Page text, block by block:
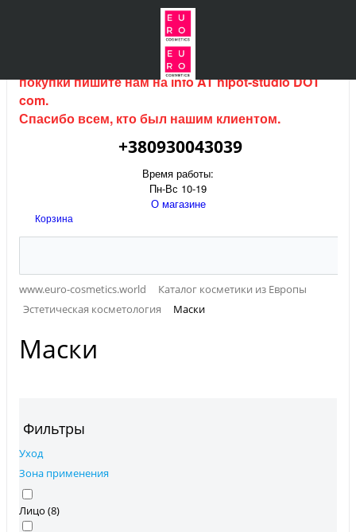
Интернет магазин (данный сайт) продается, для
покупки пишите нам наinfo AT hipot-studio DOT
com.
Спасибо всем, кто был нашим клиентом.
+380930043039
Время работы:
Пн-Вс 10-19
О магазине
Корзина
www.euro-cosmetics.world
Каталог косметики из Европы
Эстетическая косметология
Маски
Маски
Фильтры
Уход
Зона применения
Лицо (8)